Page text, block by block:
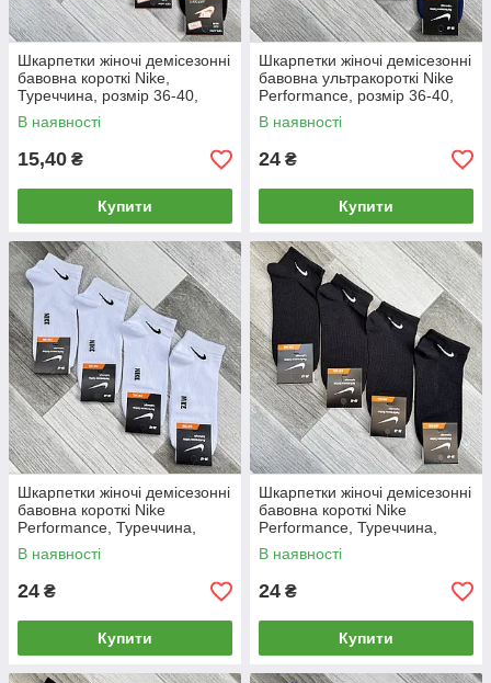
Шкарпетки жіночі демісезонні
бавовна короткі Nike,
Туреччина, розмір 36-40,
асорті, 05128
В наявності
15,40 ₴
Купити
Шкарпетки жіночі демісезонні
бавовна ультракороткі Nike
Performance, розмір 36-40,
асорті, 05155
В наявності
24 ₴
Купити
Шкарпетки жіночі демісезонні
бавовна короткі Nike
Performance, Туреччина,
розмір 36-40, білі, 05146
В наявності
24 ₴
Купити
Шкарпетки жіночі демісезонні
бавовна короткі Nike
Performance, Туреччина,
розмір 36-40, чорні, 05147
В наявності
24 ₴
Купити